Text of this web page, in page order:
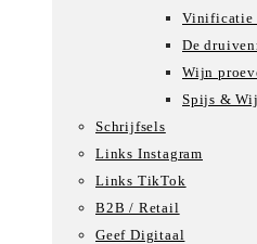
Vinificatie
De
Wijn
Spijs &
Schrijfsels
Links Instagram
Links TikTok
B2B / Retail
Geef Digitaal